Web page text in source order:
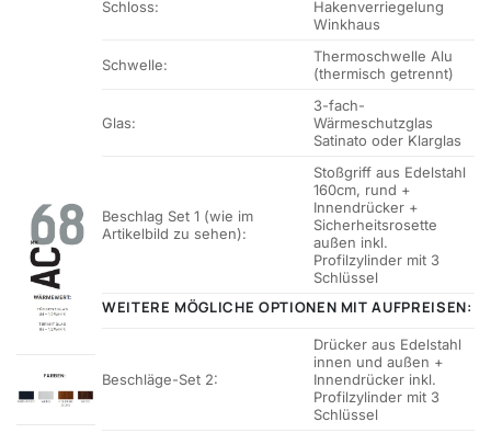
Schloss:
Hakenverriegelung
Winkhaus
Schwelle:
Thermoschwelle Alu
(thermisch getrennt)
Glas:
3-fach-
Wärmeschutzglas
Satinato oder Klarglas
Beschlag Set 1 (wie im
Artikelbild zu sehen):
Stoßgriff aus Edelstahl
160cm, rund +
Innendrücker +
Sicherheitsrosette
außen inkl.
Profilzylinder mit 3
Schlüssel
WEITERE MÖGLICHE OPTIONEN MIT AUFPREISEN:
Beschläge-Set 2:
Drücker aus Edelstahl
innen und außen +
Innendrücker inkl.
Profilzylinder mit 3
Schlüssel